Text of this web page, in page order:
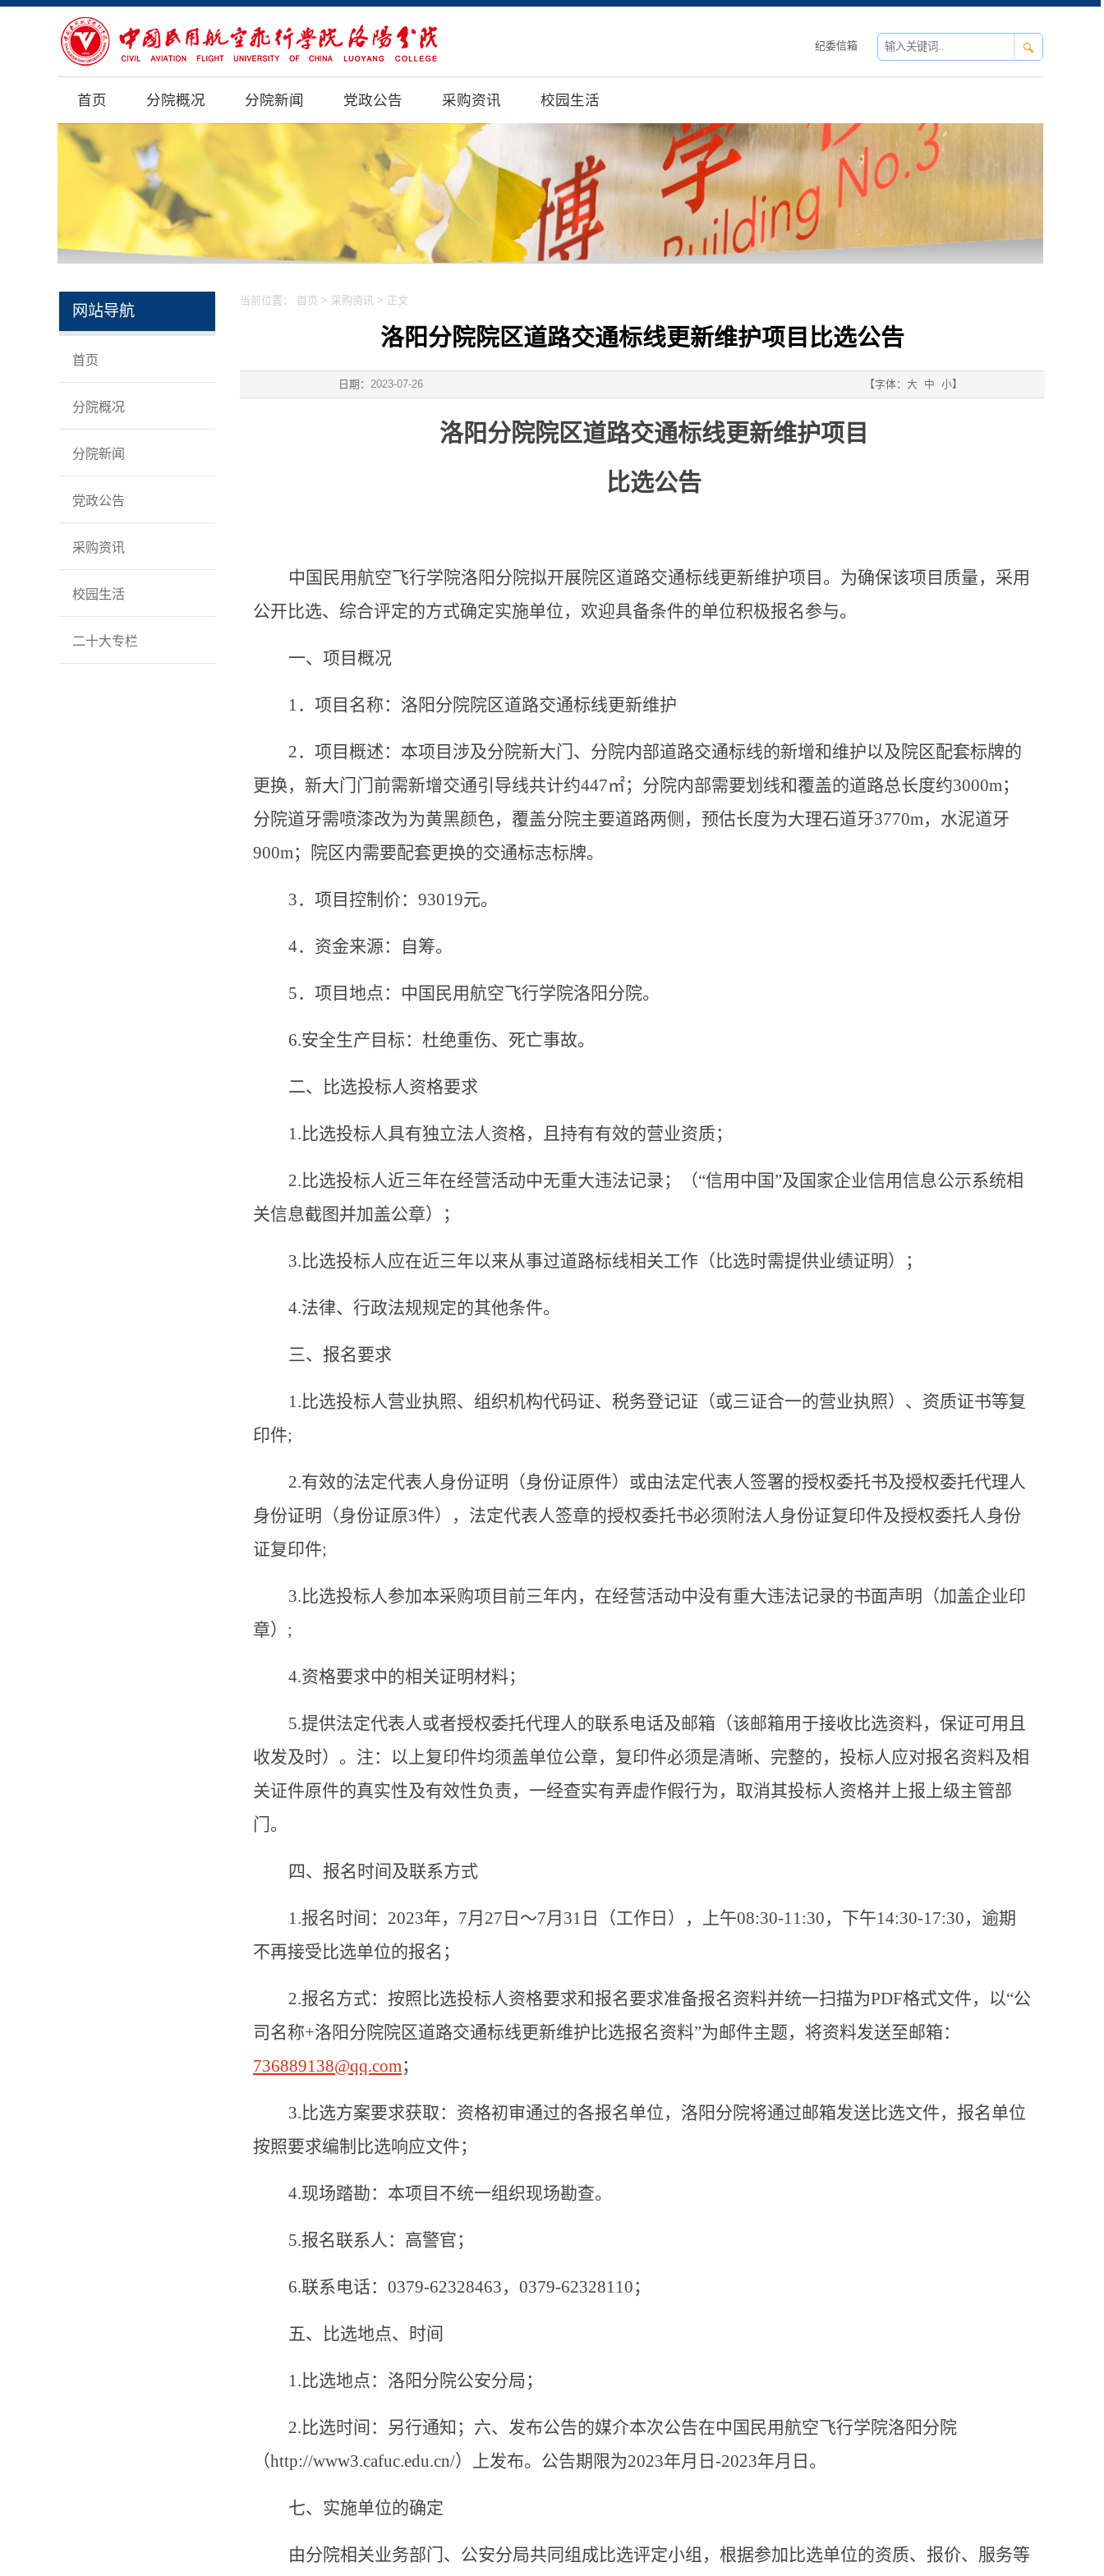
纪委信箱
首页 分院概况 分院新闻 党政公告 采购资讯 校园生活
网站导航
首页
分院概况
分院新闻
党政公告
采购资讯
校园生活
二十大专栏
当前位置： 首页 > 采购资讯 > 正文
洛阳分院院区道路交通标线更新维护项目比选公告
日期： 2023-07-26 【字体： 大 中 小】
洛阳分院院区道路交通标线更新维护项目
比选公告
中国民用航空飞行学院洛阳分院拟开展院区道路交通标线更新维护项目。为确保该项目质量，采用
公开比选、综合评定的方式确定实施单位，欢迎具备条件的单位积极报名参与。
一、项目概况
1 ．项目名称：洛阳分院院区道路交通标线更新维护
2．项目概述：本项目涉及分院新大门、分院内部道路交通标线的新增和维护以及院区配套标牌的
更换，新大门门前需新增交通引导线共计约447㎡；分院内部需要划线和覆盖的道路总长度约3000m；
分院道牙需喷漆改为为黄黑颜色，覆盖分院主要道路两侧，预估长度为大理石道牙3770m，水泥道牙
900m；院区内需要配套更换的交通标志标牌。
3．项目控制价： 93019元。
4．资金来源：自筹。
5．项目地点：中国民用航空飞行学院洛阳分院。
6.安全生产目标：杜绝重伤、死亡事故。
二、比选投标人资格要求
1. 比选投标人具有独立法人资格，且持有有效的营业资质；
2. 比选投标人近三年在经营活动中无重大违法记录；（“信用中国”及国家企业信用信息公示系统相
关信息截图并加盖公章）；
3. 比选投标人应在近三年以来从事过道路标线相关工作（比选时需提供业绩证明）；
4.法律、行政法规规定的其他条件。
三、报名要求
1. 比选投标人营业执照、组织机构代码证、税务登记证（或三证合一的营业执照）、资质证书等复
印件;
2.有效的法定代表人身份证明（身份证原件）或由法定代表人签署的授权委托书及授权委托代理人
身份证明（身份证原3件），法定代表人签章的授权委托书必须附法人身份证复印件及授权委托人身份
证复印件;
3. 比选投标人参加本采购项目前三年内，在经营活动中没有重大违法记录的书面声明（加盖企业印
章） ;
4.资格要求中的相关证明材料；
5.提供法定代表人或者授权委托代理人的联系电话及邮箱（该邮箱用于接收比选资料，保证可用且
收发及时）。注：以上复印件均须盖单位公章，复印件必须是清晰、完整的，投标人应对报名资料及相
关证件原件的真实性及有效性负责，一经查实有弄虚作假行为，取消其投标人资格并上报上级主管部
门。
四、报名时间及联系方式
1.报名时间： 2023年， 7月 27 日～7月 31 日（工作日），上午08:30-11:30，下午14:30-17:30，逾期
不再接受比选单位的报名；
2.报名方式：按照比选投标人资格要求和报名要求准备报名资料并统一扫描为PDF格式文件，以“公
司名称+洛阳分院院区道路交通标线更新维护比选报名资料”为邮件主题，将资料发送至邮箱：
736889138@qq.com；
3. 比选方案要求获取：资格初审通过的各报名单位，洛阳分院将通过邮箱发送比选文件，报名单位
按照要求编制比选响应文件；
4.现场踏勘：本项目不统一组织现场勘查。
5.报名联系人：高警官；
6.联系电话： 0379-62328463， 0379-62328110；
五、比选地点、时间
1. 比选地点：洛阳分院公安分局；
2. 比选时间：另行通知；六、发布公告的媒介本次公告在中国民用航空飞行学院洛阳分院
（http://www3.cafuc.edu.cn/）上发布。公告期限为2023年月日 -2023年月日。
七、实施单位的确定
由分院相关业务部门、公安分局共同组成比选评定小组，根据参加比选单位的资质、报价、服务等